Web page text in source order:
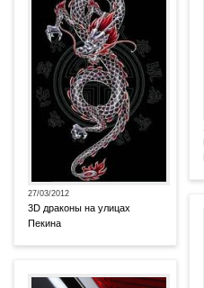
27/03/2012
3D драконы на улицах
Пекина